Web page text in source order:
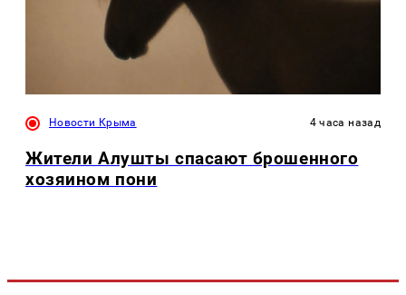
Новости Крыма 4 часа назад
Жители Алушты спасают брошенного
хозяином пони